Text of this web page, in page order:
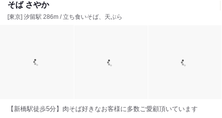
そば さやか
[東京] 汐留駅 286m / 立ち食いそば、天ぷら
【新橋駅徒歩5分】肉そば好きなお客様に多数ご愛顧頂いています